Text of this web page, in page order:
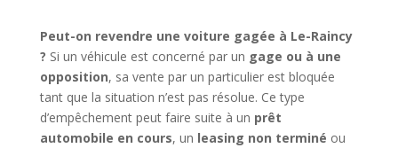
Peut-on revendre une voiture gagée à Le-Raincy
? Si un véhicule est concerné par un gage ou à une
opposition, sa vente par un particulier est bloquée
tant que la situation n’est pas résolue. Ce type
d’empêchement peut faire suite à un prêt
automobile en cours, un leasing non terminé ou